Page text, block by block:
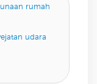
rumah
udara